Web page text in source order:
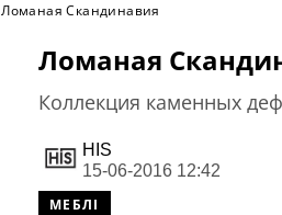
Ломаная Скандинавия
Ломаная
Коллекция каменных
HIS
15-06-2016 12:42
МЕБЛІ